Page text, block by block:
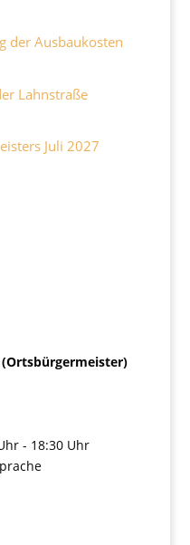
der Ausbaukosten
Lahnstraße
Juli 2027
- 18:30 Uhr